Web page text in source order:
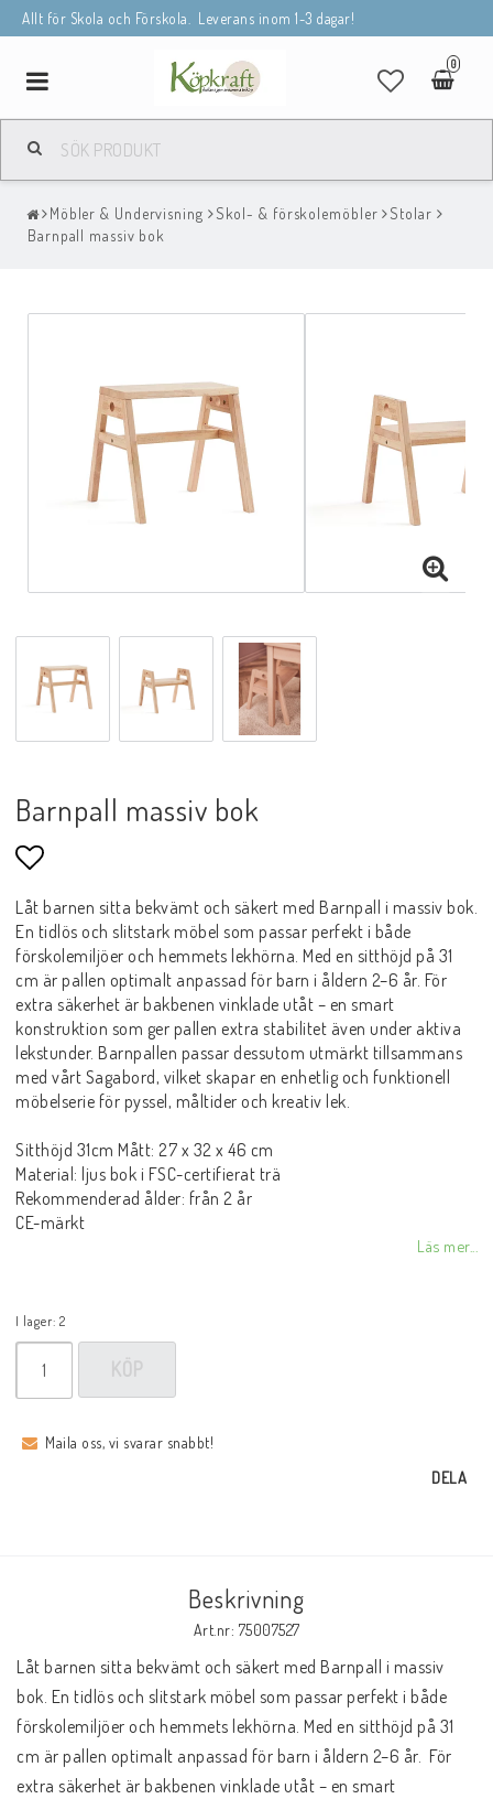
Allt för Skola och Förskola. Leverans inom 1-3 dagar!
0
Toggle
navigation
Möbler & Undervisning Skol- & förskolemöbler
Stolar
Barnpall massiv bok
Barnpall massiv bok
Lägg till i favoritlistan
Låt barnen sitta bekvämt och säkert med Barnpall i massiv bok.
En tidlös och slitstark möbel som passar perfekt i både
förskolemiljöer och hemmets lekhörna. Med en sitthöjd på 31
cm är pallen optimalt anpassad för barn i åldern 2–6 år. För
extra säkerhet är bakbenen vinklade utåt – en smart
konstruktion som ger pallen extra stabilitet även under aktiva
lekstunder. Barnpallen passar dessutom utmärkt tillsammans
med vårt Sagabord, vilket skapar en enhetlig och funktionell
möbelserie för pyssel, måltider och kreativ lek.
Sitthöjd 31cm Mått: 27 x 32 x 46 cm
Material: ljus bok i FSC-certifierat trä
Rekommenderad ålder: från 2 år
CE-märkt
Läs mer...
I lager: 2
KÖP
Maila oss, vi svarar snabbt!
DELA
Beskrivning
Art.nr: 75007527
Låt barnen sitta bekvämt och säkert med Barnpall i massiv
bok. En tidlös och slitstark möbel som passar perfekt i både
förskolemiljöer och hemmets lekhörna. Med en sitthöjd på 31
cm är pallen optimalt anpassad för barn i åldern 2–6 år.  För
extra säkerhet är bakbenen vinklade utåt – en smart